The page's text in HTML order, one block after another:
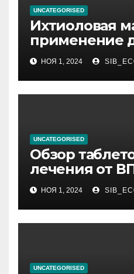
UNCATEGORISED
Ихтиоловая
применение
фурункулов
НОЯ 1, 2024
UNCATEGORISED
Обзор
лечения от
НОЯ 1, 2024
UNCATEGORISED